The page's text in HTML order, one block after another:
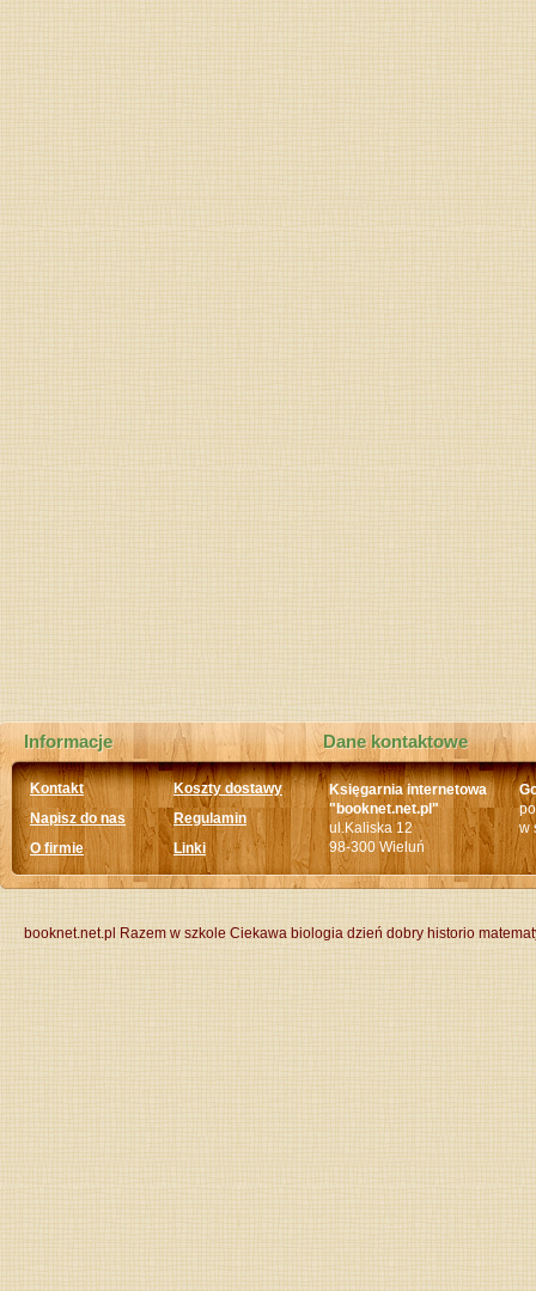
Informacje
Kontakt
Koszty dostawy
Napisz do nas
Regulamin
O firmie
Linki
Dane kontaktowe
Księgarnia internetowa
"booknet.net.pl"
ul.Kaliska 12
98-300 Wieluń
w
booknet.net.pl Razem w szkole Ciekawa biologia dzień dobry historio